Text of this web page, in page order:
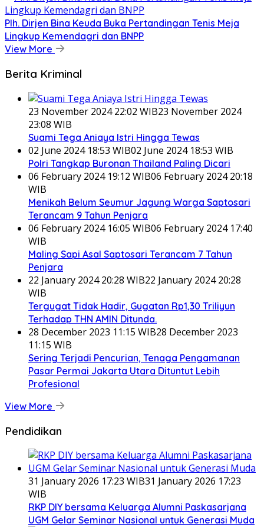
Plh. Dirjen Bina Keuda Buka Pertandingan Tenis Meja
Lingkup Kemendagri dan BNPP
View More
Berita Kriminal
23 November 2024 22:02 WIB23 November 2024
23:08 WIB
Suami Tega Aniaya Istri Hingga Tewas
02 June 2024 18:53 WIB02 June 2024 18:53 WIB
Polri Tangkap Buronan Thailand Paling Dicari
06 February 2024 19:12 WIB06 February 2024 20:18
WIB
Menikah Belum Seumur Jagung Warga Saptosari
Terancam 9 Tahun Penjara
06 February 2024 16:05 WIB06 February 2024 17:40
WIB
Maling Sapi Asal Saptosari Terancam 7 Tahun
Penjara
22 January 2024 20:28 WIB22 January 2024 20:28
WIB
Tergugat Tidak Hadir, Gugatan Rp1,30 Triliyun
Terhadap THN AMIN Ditunda.
28 December 2023 11:15 WIB28 December 2023
11:15 WIB
Sering Terjadi Pencurian, Tenaga Pengamanan
Pasar Permai Jakarta Utara Dituntut Lebih
Profesional
View More
Pendidikan
31 January 2026 17:23 WIB31 January 2026 17:23
WIB
RKP DIY bersama Keluarga Alumni Paskasarjana
UGM Gelar Seminar Nasional untuk Generasi Muda